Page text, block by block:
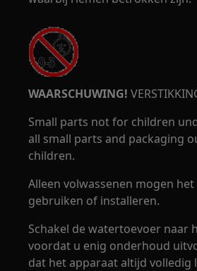
WAARSCHUWING!
Small parts not for children
all small parts and packaging
children.
Alleen volwassenen mogen
gebruiken of installeren.
Schakel de watertoevoer naar
voordat u enig onderhoud
dat het apparaat altijd volledig